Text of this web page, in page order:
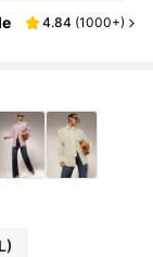
4.84 (1000+)